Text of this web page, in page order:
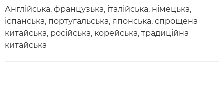
Англійська, французька, італійська, німецька,
іспанська, португальська, японська, спрощена
китайська, російська, корейська, традиційна
китайська